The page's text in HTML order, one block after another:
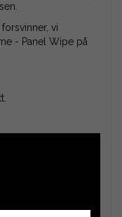
vi
- Panel Wipe på